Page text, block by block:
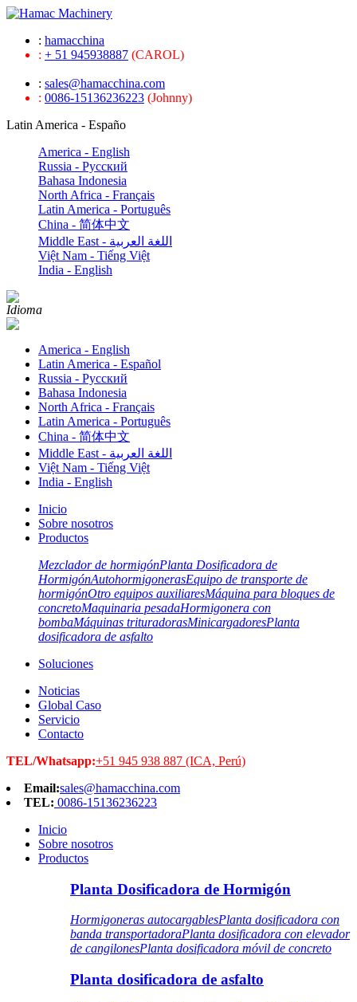
: hamacchina
: + 51 945938887 (CAROL)
: sales@hamacchina.com
: 0086-15136236223 (Johnny)
Latin America - Españo
America - English
Russia - Pусский
Bahasa Indonesia
North Africa - Français
Latin America - Português
China - 简体中文
Middle East - اللغة العربية
Việt Nam - Tiếng Việt
India - English
Idioma
America - English
Latin America - Español
Russia - Pусский
Bahasa Indonesia
North Africa - Français
Latin America - Português
China - 简体中文
Middle East - اللغة العربية
Việt Nam - Tiếng Việt
India - English
Inicio
Sobre nosotros
Productos
Mezclador de hormigónPlanta Dosificadora de
HormigónAutohormigonerasEquipo de transporte de
hormigónOtro equipos auxiliaresMáquina para bloques de
concretoMaquinaria pesadaHormigonera con
bombaMáquinas trituradorasMinicargadoresPlanta
dosificadora de asfalto
Soluciones
Noticias
Global Caso
Servicio
Contacto
TEL/Whatsapp:+51 945 938 887 (ICA, Perú)
Email:sales@hamacchina.com
TEL: 0086-15136236223
Inicio
Sobre nosotros
Productos
Planta Dosificadora de Hormigón
Hormigoneras autocargablesPlanta dosificadora con
banda transportadoraPlanta dosificadora con elevador
de cangilonesPlanta dosificadora móvil de concreto
Planta dosificadora de asfalto